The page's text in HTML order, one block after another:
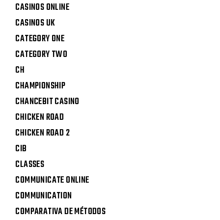
CASINOS ONLINE
CASINOS UK
CATEGORY ONE
CATEGORY TWO
CH
CHAMPIONSHIP
CHANCEBIT CASINO
CHICKEN ROAD
CHICKEN ROAD 2
CIB
CLASSES
COMMUNICATE ONLINE
COMMUNICATION
COMPARATIVA DE MÉTODOS